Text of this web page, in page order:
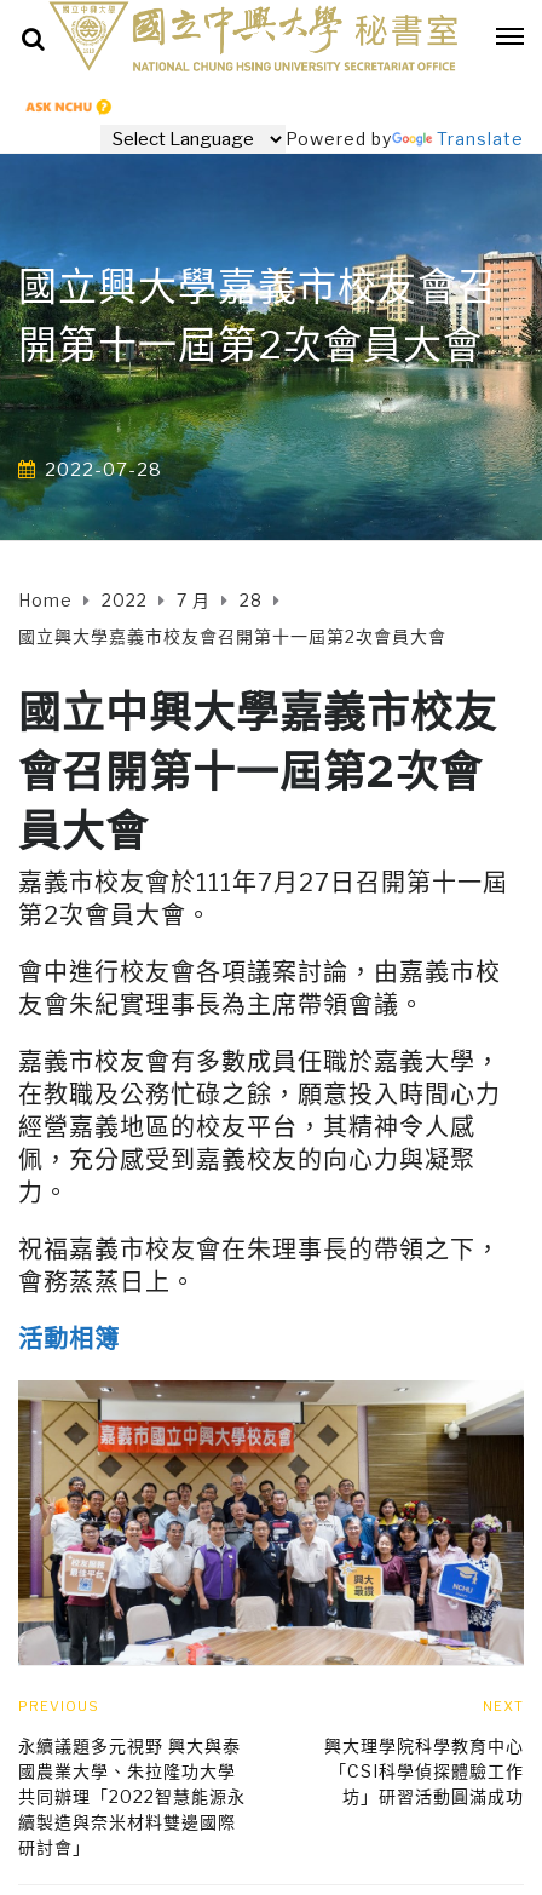
Powered by Translate
國立興大學嘉義市校友會召
開第十一屆第2次會員大會
2022-07-28
Home 2022 7 月
28
國立興大學嘉義市校友會召開第十一屆第2次會員大會
國立中興大學嘉義市校友
會召開第十一屆第2次會
員大會
嘉義市校友會於111年7月27日召開第十一屆
第2次會員大會。
會中進行校友會各項議案討論，由嘉義市校
友會朱紀實理事長為主席帶領會議。
嘉義市校友會有多數成員任職於嘉義大學，
在教職及公務忙碌之餘，願意投入時間心力
經營嘉義地區的校友平台，其精神令人感
佩，充分感受到嘉義校友的向心力與凝聚
力。
祝福嘉義市校友會在朱理事長的帶領之下，
會務蒸蒸日上。
活動相簿
PREVIOUS
永續議題多元視野 興大與泰
國農業大學、朱拉隆功大學
共同辦理「2022智慧能源永
續製造與奈米材料雙邊國際
研討會」
NEXT
興大理學院科學教育中心
「CSI科學偵探體驗工作
坊」研習活動圓滿成功